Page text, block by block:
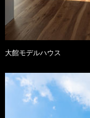
大館モデルハウス